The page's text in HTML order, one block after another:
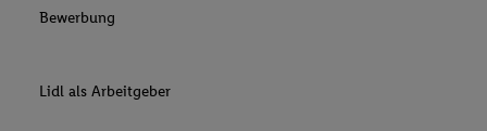
Bewerbung
Lidl als Arbeitgeber